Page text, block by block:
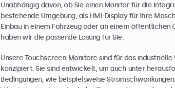
Unabhängig davon, ob Sie einen Monitor für die
bestehende Umgebung, als HMI-Display für Ihre
Einbau in einem Fahrzeug oder an einem öffentlichen
haben wir die passende Lösung für Sie.
Unsere Touchscreen-Monitore sind für das industrielle
konzipiert. Sie sind entwickelt, um auch unter
Bedingungen, wie beispielsweise